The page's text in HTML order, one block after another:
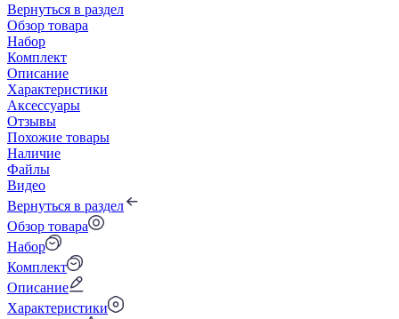
Вернуться в раздел
Обзор товара
Набор
Комплект
Описание
Характеристики
Аксессуары
Отзывы
Похожие товары
Наличие
Файлы
Видео
Вернуться в раздел
Обзор товара
Набор
Комплект
Описание
Характеристики